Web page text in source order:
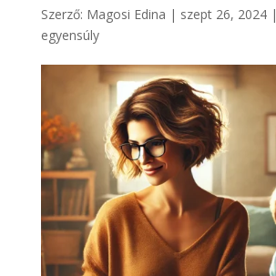
Szerző: Magosi Edina | szept 26, 2024|
egyensúly